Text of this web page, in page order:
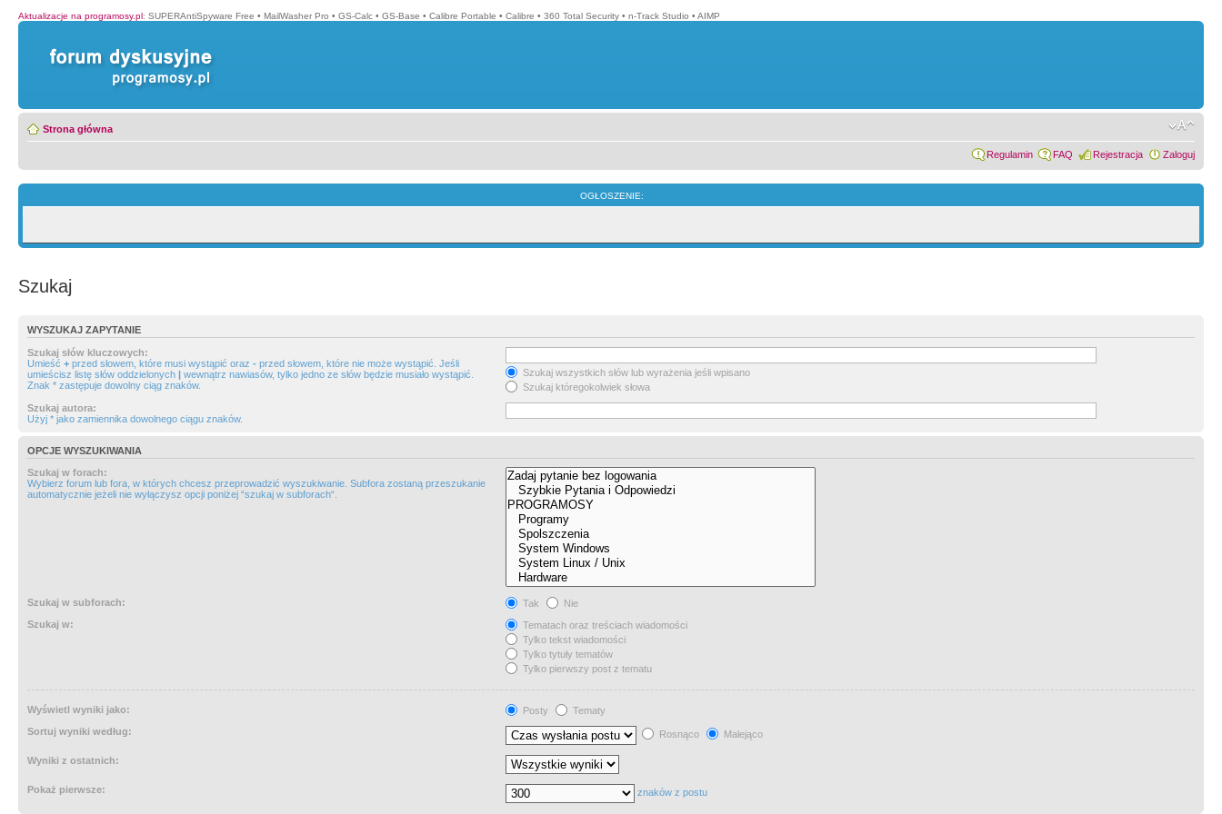
Aktualizacje na programosy.pl: SUPERAntiSpyware Free • MailWasher Pro • GS-Calc • GS-Base • Calibre Portable • Calibre • 360 Total Security • n-Track Studio • AIMP
Strona główna
Regulamin FAQ Rejestracja Zaloguj
OGŁOSZENIE:
Szukaj
WYSZUKAJ ZAPYTANIE
Szukaj słów kluczowych:
Umieść + przed słowem, które musi wystąpić oraz - przed słowem, które nie może wystąpić. Jeśli
umieścisz listę słów oddzielonych | wewnątrz nawiasów, tylko jedno ze słów będzie musiało wystąpić.
Znak * zastępuje dowolny ciąg znaków.
Szukaj wszystkich słów lub wyrażenia jeśli wpisano
Szukaj któregokolwiek słowa
Szukaj autora:
Użyj * jako zamiennika dowolnego ciągu znaków.
OPCJE WYSZUKIWANIA
Szukaj w forach:
Wybierz forum lub fora, w których chcesz przeprowadzić wyszukiwanie. Subfora zostaną przeszukanie
automatycznie jeżeli nie wyłączysz opcji poniżej “szukaj w subforach“.
Szukaj w subforach: Tak
Nie
Szukaj w:
Tematach oraz treściach wiadomości
Tylko tekst wiadomości
Tylko tytuły tematów
Tylko pierwszy post z tematu
Wyświetl wyniki jako: Posty
Tematy
Sortuj wyniki według:
Rosnąco Malejąco
Wyniki z ostatnich:
Pokaż pierwsze: znaków z postu